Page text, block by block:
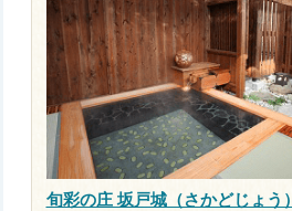
旬彩の庄 坂戸城（さかどじょう）